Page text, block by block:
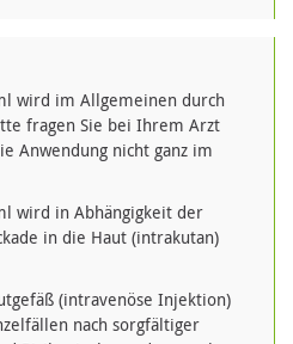
wird im Allgemeinen durch
fragen Sie bei Ihrem Arzt
Anwendung nicht ganz im
wird in Abhängigkeit der
in die Haut (intrakutan)
(intravenöse Injektion)
nach sorgfältiger